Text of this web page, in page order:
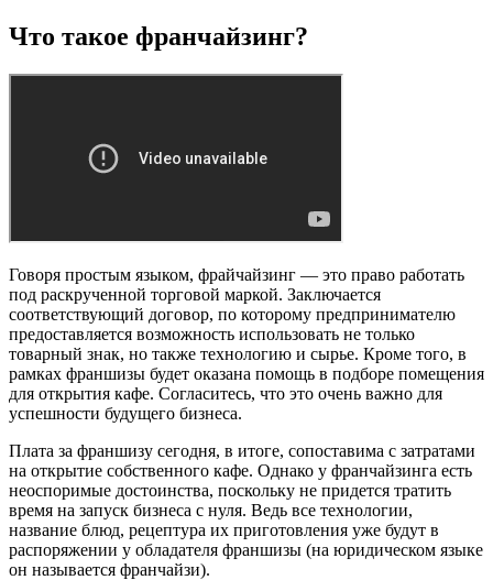
Что такое франчайзинг?
Говоря простым языком, фрайчайзинг — это право работать
под раскрученной торговой маркой. Заключается
соответствующий договор, по которому предпринимателю
предоставляется возможность использовать не только
товарный знак, но также технологию и сырье. Кроме того, в
рамках франшизы будет оказана помощь в подборе помещения
для открытия кафе. Согласитесь, что это очень важно для
успешности будущего бизнеса.
Плата за франшизу сегодня, в итоге, сопоставима с затратами
на открытие собственного кафе. Однако у франчайзинга есть
неоспоримые достоинства, поскольку не придется тратить
время на запуск бизнеса с нуля. Ведь все технологии,
название блюд, рецептура их приготовления уже будут в
распоряжении у обладателя франшизы (на юридическом языке
он называется франчайзи).